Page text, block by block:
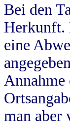
Bei den
Herkunft.
eine
man aber